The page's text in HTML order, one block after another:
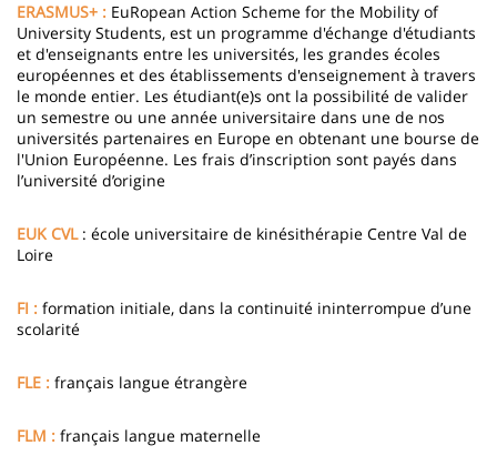
ERASMUS+ : EuRopean Action Scheme for the Mobility of
University Students, est un programme d'échange d'étudiants
et d'enseignants entre les universités, les grandes écoles
européennes et des établissements d'enseignement à travers
le monde entier. Les étudiant(e)s ont la possibilité de valider
un semestre ou une année universitaire dans une de nos
universités partenaires en Europe en obtenant une bourse de
l'Union Européenne. Les frais d’inscription sont payés dans
l’université d’origine
EUK CVL : école universitaire de kinésithérapie Centre Val de
Loire
FI : formation initiale, dans la continuité ininterrompue d’une
scolarité
FLE : français langue étrangère
FLM : français langue maternelle